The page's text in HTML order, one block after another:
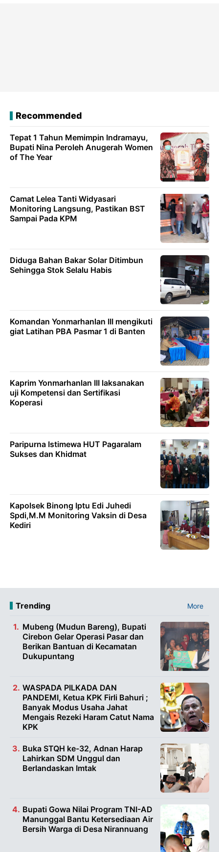
Recommended
Tepat 1 Tahun Memimpin Indramayu,
Bupati Nina Peroleh Anugerah Women
of The Year
Camat Lelea Tanti Widyasari
Monitoring Langsung, Pastikan BST
Sampai Pada KPM
Diduga Bahan Bakar Solar Ditimbun
Sehingga Stok Selalu Habis
Komandan Yonmarhanlan III mengikuti
giat Latihan PBA Pasmar 1 di Banten
Kaprim Yonmarhanlan III laksanakan
uji Kompetensi dan Sertifikasi
Koperasi
Paripurna Istimewa HUT Pagaralam
Sukses dan Khidmat
Kapolsek Binong Iptu Edi Juhedi
Spdi,M.M Monitoring Vaksin di Desa
Kediri
Trending More
Mubeng (Mudun Bareng), Bupati
Cirebon Gelar Operasi Pasar dan
Berikan Bantuan di Kecamatan
Dukupuntang
WASPADA PILKADA DAN
PANDEMI, Ketua KPK Firli Bahuri ;
Banyak Modus Usaha Jahat
Mengais Rezeki Haram Catut Nama
KPK
Buka STQH ke-32, Adnan Harap
Lahirkan SDM Unggul dan
Berlandaskan Imtak
Bupati Gowa Nilai Program TNI-AD
Manunggal Bantu Ketersediaan Air
Bersih Warga di Desa Nirannuang